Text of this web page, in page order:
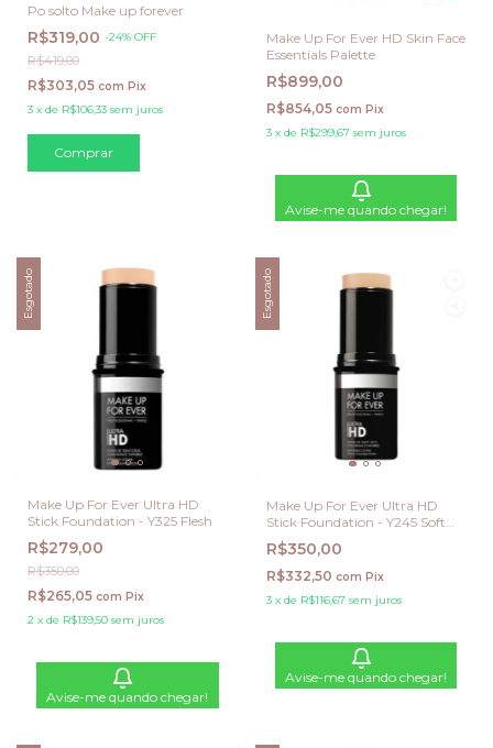
Po solto Make up forever
R$319,00 -24% OFF
R$419,00
R$303,05 com Pix
3 x de R$106,33 sem juros
Comprar
Make Up For Ever HD Skin Face
Essentials Palette
R$899,00
R$854,05 com Pix
3 x de R$299,67 sem juros
Avise-me quando chegar!
Esgotado
Make Up For Ever Ultra HD
Stick Foundation - Y325 Flesh
R$279,00
R$350,00
R$265,05 com Pix
2 x de R$139,50 sem juros
Avise-me quando chegar!
Esgotado
Make Up For Ever Ultra HD
Stick Foundation - Y245 Soft
Beige
R$350,00
R$332,50 com Pix
3 x de R$116,67 sem juros
Avise-me quando chegar!